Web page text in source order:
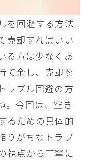
を回避する方法
売却すればいい
る方は少なくあ
て余し、売却を
ラブル回避の方
。今回は、空き
るための具体的
りがちなトラブ
視点から丁寧に